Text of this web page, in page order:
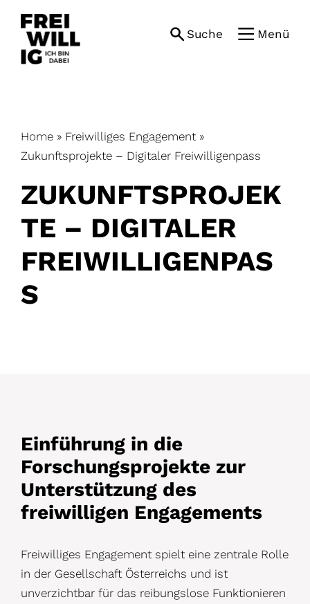
content
Suche Menü
Home » Freiwilliges Engagement »
Zukunftsprojekte – Digitaler Freiwilligenpass
ZUKUNFTSPROJEK
TE – DIGITALER
FREIWILLIGENPAS
S
Einführung in die
Forschungsprojekte zur
Unterstützung des
freiwilligen Engagements
Freiwilliges Engagement spielt eine zentrale Rolle
in der Gesellschaft Österreichs und ist
unverzichtbar für das reibungslose Funktionieren